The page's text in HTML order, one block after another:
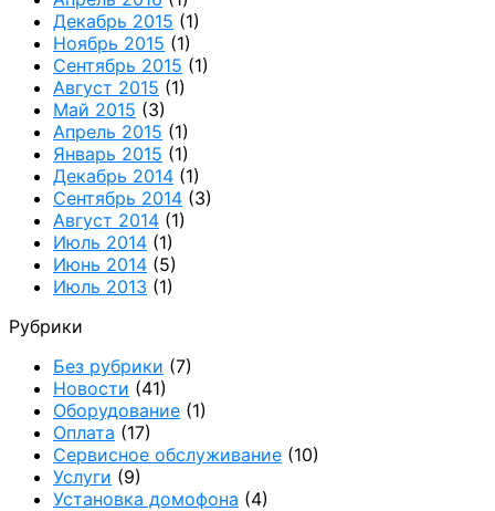
Декабрь 2015 (1)
Ноябрь 2015 (1)
Сентябрь 2015 (1)
Август 2015 (1)
Май 2015 (3)
Апрель 2015 (1)
Январь 2015 (1)
Декабрь 2014 (1)
Сентябрь 2014 (3)
Август 2014 (1)
Июль 2014 (1)
Июнь 2014 (5)
Июль 2013 (1)
Рубрики
Без рубрики (7)
Новости (41)
Оборудование (1)
Оплата (17)
Сервисное обслуживание (10)
Услуги (9)
Установка домофона (4)